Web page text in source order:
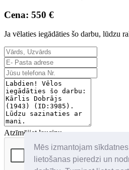
Mēs izmantojam
lietošanas pieredzi un
Cena: 550 €
Ja vēlaties iegādāties šo darbu, lūdzu
Atzīmējiet lauciņu